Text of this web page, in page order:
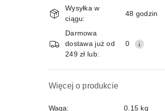
dostawa
Wysyłka w
ciągu:
48 godzin
Darmowa
dostawa już od
249 zł lub:
0
Więcej o produkcie
Waga: 0.15 kg